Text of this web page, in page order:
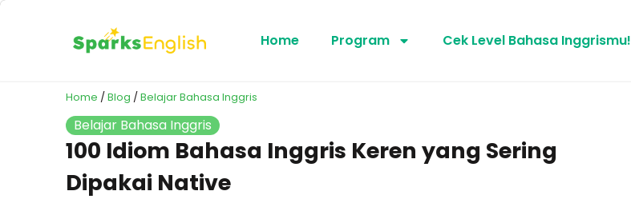
Home Program Cek Level Bahasa Inggrismu!
Home /Blog /Belajar Bahasa Inggris
Belajar Bahasa Inggris
100 Idiom Bahasa Inggris Keren yang Sering
Dipakai Native